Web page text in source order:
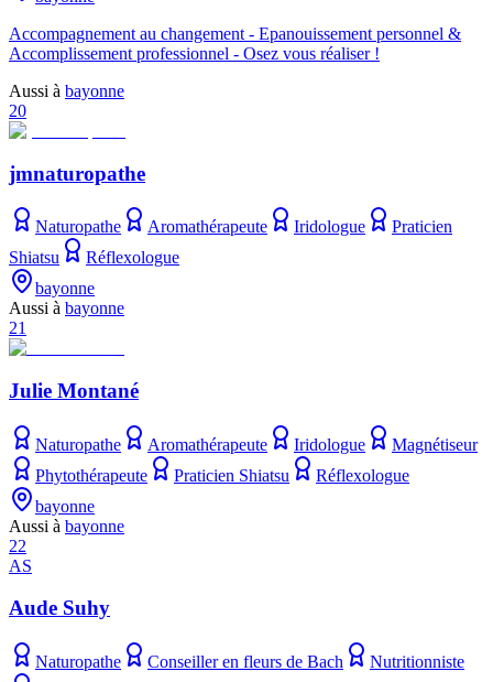
Accompagnement au changement - Epanouissement personnel &
Accomplissement professionnel - Osez vous réaliser !
Aussi à bayonne
20
jmnaturopathe
Naturopathe Aromathérapeute Iridologue
Praticien
Shiatsu
Réflexologue
bayonne
Aussi à bayonne
21
Julie Montané
Naturopathe Aromathérapeute Iridologue
Magnétiseur
Phytothérapeute
Praticien Shiatsu
Réflexologue
bayonne
Aussi à bayonne
22
AS
Aude Suhy
Naturopathe Conseiller en fleurs de Bach
Nutritionniste